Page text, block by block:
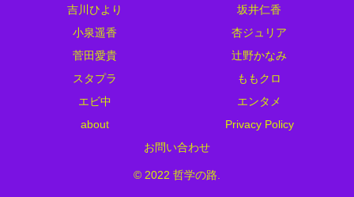
吉川ひより
坂井仁香
小泉遥香
杏ジュリア
菅田愛貴
辻野かなみ
スタプラ
ももクロ
エビ中
エンタメ
about
Privacy Policy
お問い合わせ
© 2022 哲学の路.